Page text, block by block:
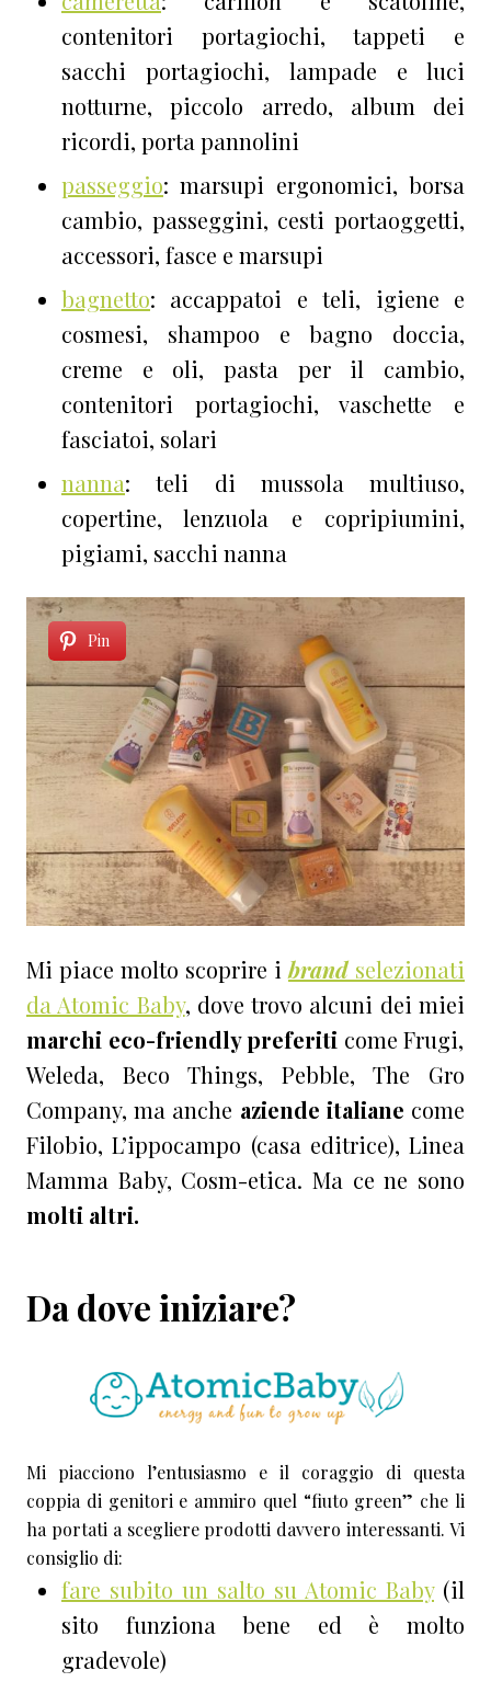
contenitori portagiochi, tappeti e
sacchi portagiochi, lampade e luci
notturne, piccolo arredo, album dei
ricordi, porta pannolini
passeggio: marsupi ergonomici, borsa
cambio, passeggini, cesti portaoggetti,
accessori, fasce e marsupi
bagnetto: accappatoi e teli, igiene e
cosmesi, shampoo e bagno doccia,
creme e oli, pasta per il cambio,
contenitori portagiochi, vaschette e
fasciatoi, solari
nanna: teli di mussola multiuso,
copertine, lenzuola e copripiumini,
pigiami, sacchi nanna
Pin
Mi piace molto scoprire i brandselezionati
da Atomic Baby, dove trovo alcuni dei miei
marchi eco-friendly preferiti come Frugi,
Weleda, Beco Things, Pebble, The Gro
Company, ma anche aziende italiane come
Filobio, L’ippocampo (casa editrice), Linea
Mamma Baby, Cosm-etica. Ma ce ne sono
molti altri.
Da dove iniziare?
Mi piacciono l’entusiasmo e il coraggio di questa
coppia di genitori e ammiro quel “fiuto green” che li
ha portati a scegliere prodotti davvero interessanti. Vi
consiglio di:
fare subito un salto su Atomic Baby(il
sito funziona bene ed è molto
gradevole)